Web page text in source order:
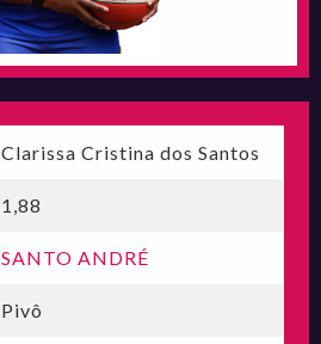
Clarissa Cristina dos Santos
1,88
SANTO ANDRÉ
Pivô